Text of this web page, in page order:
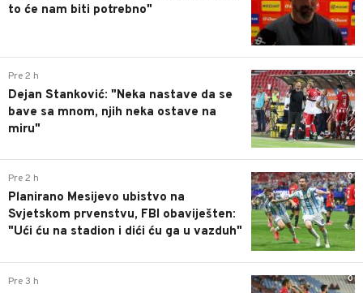
to će nam biti potrebno"
0
Pre 2 h
Dejan Stanković: "Neka nastave da se
bave sa mnom, njih neka ostave na
miru"
0
Pre 2 h
Planirano Mesijevo ubistvo na
Svjetskom prvenstvu, FBI obaviješten:
"Ući ću na stadion i dići ću ga u vazduh"
0
Pre 3 h